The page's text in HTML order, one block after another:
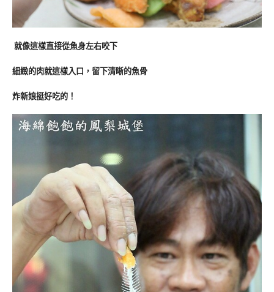
就像這樣直接從魚身左右咬下
細緻的肉就這樣入口，留下清晰的魚骨
炸新娘挺好吃的！